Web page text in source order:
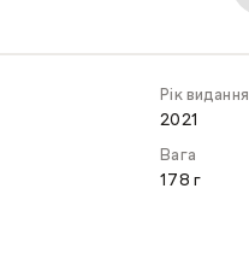
Рік видання
2021
Вага
178 г